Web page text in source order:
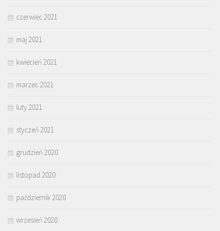
czerwiec 2021
maj 2021
kwiecień 2021
marzec 2021
luty 2021
styczeń 2021
grudzień 2020
listopad 2020
październik 2020
wrzesień 2020